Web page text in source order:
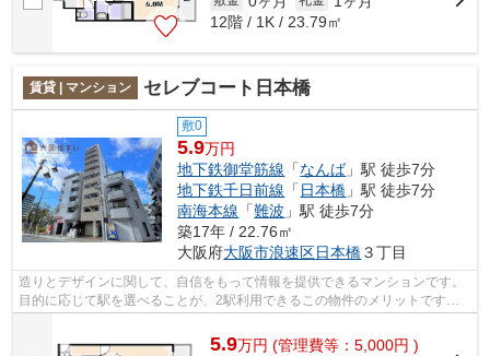
12階 / 1K / 23.79㎡
賃貸 | マンション セレブコート日本橋
敷0
5.9万円
地下鉄御堂筋線 「なんば」駅 徒歩7分
地下鉄千日前線 「 日本橋 」駅 徒歩7分
南海本線 「難波 」駅 徒歩7分
築17年 / 22.76㎡
大阪府大阪市浪速区日本橋３丁目
造りとデザインに関して、自信をもって情報を提供できるマンションです。
目的に応じて駅を選べることが、2駅利用できるこの物件のメリットです。
駅徒歩7分に駅が立地する物件なので、...
5.9万円 (管理費等：5,000円 )